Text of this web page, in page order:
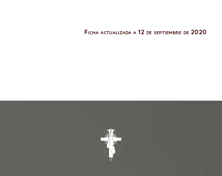
Ficha actualizada a 12 de septiembre de 2020